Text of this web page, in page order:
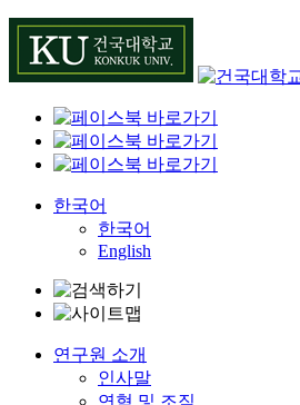
Skip
content
한국어
한국어
English
연구원 소개
인사말
연혁 및 조직